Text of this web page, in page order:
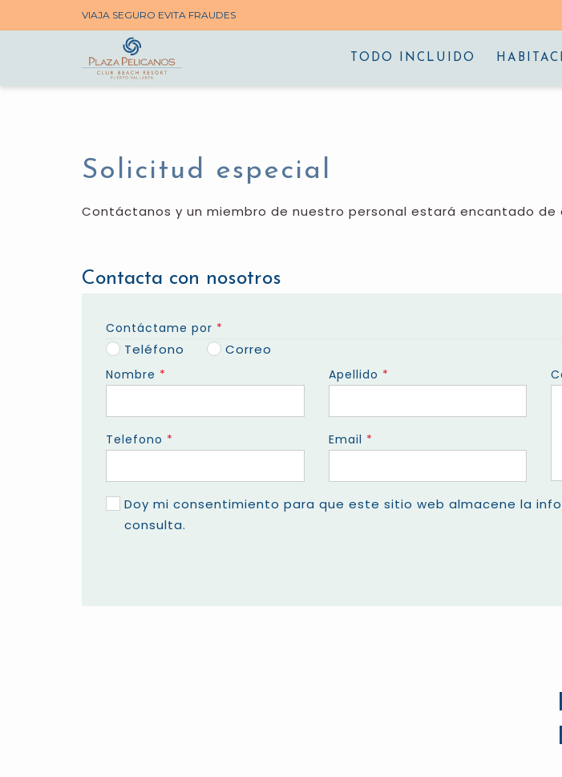
VIAJA SEGURO EVITA FRAUDES
TODO INCLUIDO
Solicitud especial
Contáctanos y un miembro de nuestro personal estará encantado de
Contacta con nosotros
Contáctame por *
Teléfono Correo
Nombre * Apellido *
Telefono * Email *
Doy mi consentimiento para que este sitio web almacene la
consulta.